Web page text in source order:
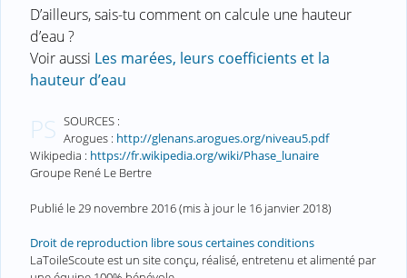
D’ailleurs, sais-tu comment on calcule une hauteur
d’eau ?
Voir aussi Les marées, leurs coefficients et la
hauteur d’eau
PS SOURCES :
Arogues : http://glenans.arogues.org/niveau5.pdf
Wikipedia : https://fr.wikipedia.org/wiki/Phase_lunaire
Groupe René Le Bertre
Publié le 29 novembre 2016(mis à jour le 16 janvier 2018)
Droit de reproduction libre sous certaines conditions
LaToileScoute est un site conçu, réalisé, entretenu et alimenté par